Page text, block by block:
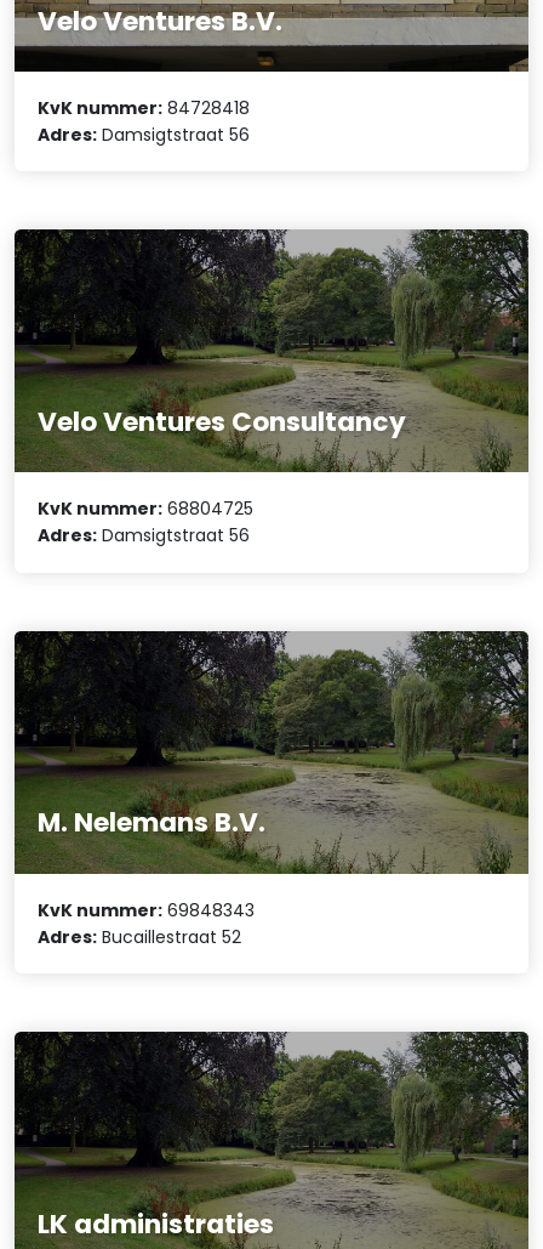
Velo Ventures B.V.
KvK nummer: 84728418
Adres: Damsigtstraat 56
Velo Ventures Consultancy
KvK nummer: 68804725
Adres: Damsigtstraat 56
M. Nelemans B.V.
KvK nummer: 69848343
Adres: Bucaillestraat 52
LK administraties